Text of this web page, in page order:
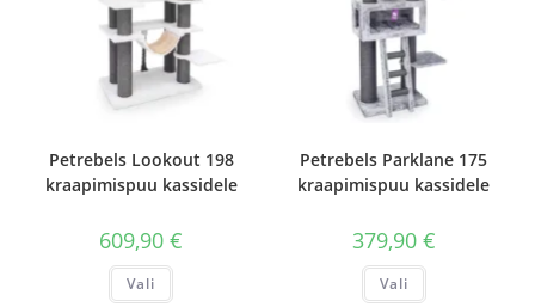
Petrebels Lookout 198
kraapimispuu kassidele
609,90€
Vali
Sellel
Petrebels Parklane 175
kraapimispuu kassidele
379,90 €
Vali
Sellel